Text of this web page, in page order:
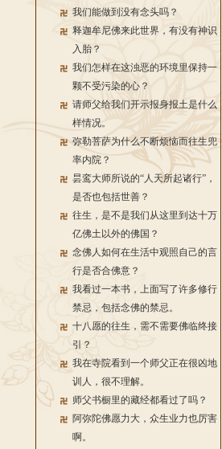
我们能做到没有念头吗？
释迦牟尼佛来此世界，有没有神识
入胎？
我们怎样在这浊恶的环境里保持一
颗不受污染的心？
请师父给我们开示报身报土是什么
样情况。
弥勒菩萨为什么不断烦恼而往生兜
率内院？
昙鸾大师所说的“人天所起诸行”，
是否也包括世善？
往生，是不是我们从这里到达十万
亿佛土以外的佛国？
念佛人如何在生活中观照自己的言
行是否合佛意？
我看过一本书，上面写了许多修行
禁忌，包括念佛的禁忌。
十八愿的往生，需不需要佛临终接
引？
我在寺院看到一个师父正在很凶地
训人，很不理解。
师父书橱里的藏经都看过了吗？
阿弥陀佛愿力大，众生业力也厉害
啊。